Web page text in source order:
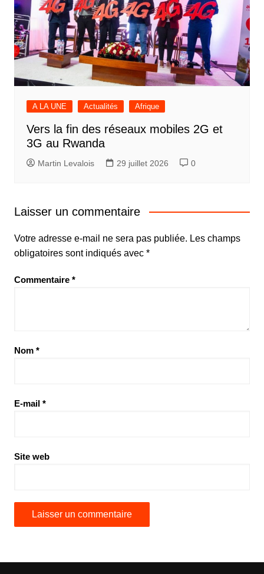
A LA UNE Actualités Afrique
Vers la fin des réseaux mobiles 2G et
3G au Rwanda
Martin Levalois 29 juillet 2026 0
Laisser un commentaire
Votre adresse e-mail ne sera pas publiée. Les champs
obligatoires sont indiqués avec *
Commentaire *
Nom *
E-mail *
Site web